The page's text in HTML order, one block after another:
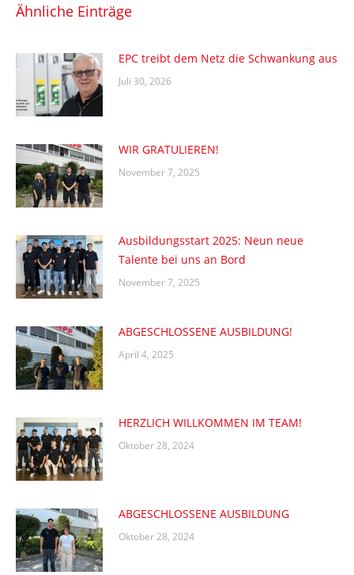
Ähnliche Einträge
EPC treibt dem Netz die Schwankung aus
Juli 30, 2026
WIR GRATULIEREN!
November 7, 2025
Ausbildungsstart 2025: Neun neue
Talente bei uns an Bord
November 7, 2025
ABGESCHLOSSENE AUSBILDUNG!
April 4, 2025
HERZLICH WILLKOMMEN IM TEAM!
Oktober 28, 2024
ABGESCHLOSSENE AUSBILDUNG
Oktober 28, 2024